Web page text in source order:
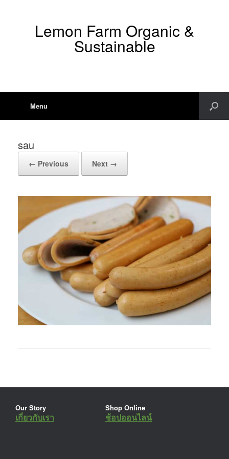
Lemon Farm Organic &
Sustainable
Menu
sau
← Previous Next →
Our Story
เกี่ยวกับเรา
Shop Online
ช้อปออนไลน์